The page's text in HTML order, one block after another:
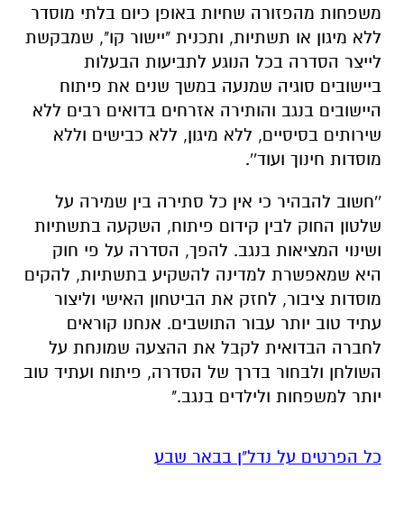
משפחות מהפזורה שחיות באופן כיום בלתי מוסדר
ללא מיגון או תשתיות, ותכנית "יישור קו", שמבקשת
לייצר הסדרה בכל הנוגע לתביעות הבעלות
ביישובים סוגיה שמנעה במשך שנים את פיתוח
היישובים בנגב והותירה אזרחים בדואים רבים ללא
שירותים בסיסיים, ללא מיגון, ללא כבישים וללא
מוסדות חינוך ועוד''.
''חשוב להבהיר כי אין כל סתירה בין שמירה על
שלטון החוק לבין קידום פיתוח, השקעה בתשתיות
ושינוי המציאות בנגב. להפך, הסדרה על פי חוק
היא שמאפשרת למדינה להשקיע בתשתיות, להקים
מוסדות ציבור, לחזק את הביטחון האישי וליצור
עתיד טוב יותר עבור התושבים. אנחנו קוראים
לחברה הבדואית לקבל את ההצעה שמונחת על
השולחן ולבחור בדרך של הסדרה, פיתוח ועתיד טוב
יותר למשפחות ולילדים בנגב."
כל הפרטים על נדל"ן בבאר שבע